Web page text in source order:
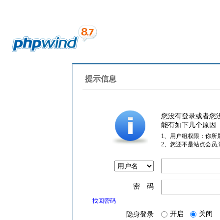
提示信息
您没有登录或者您
能有如下几个原因
1、用户组权限：你所
2、您还不是站点会员
密 码
找回密码
隐身登录 开启 关闭